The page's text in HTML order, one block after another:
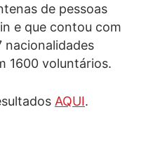
de pessoas
e que contou com
nacionalidades
1600 voluntários.
AQUI.